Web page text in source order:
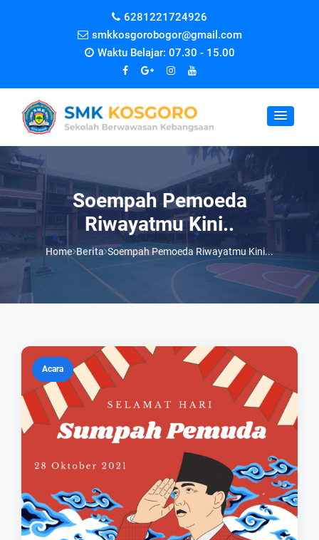
6281221724926
smkkosgorobogor@gmail.com
Waktu Belajar: 07.30 - 15.00
Soempah Pemoeda
Riwayatmu Kini..
Home Berita Soempah Pemoeda Riwayatmu Kini...
Acara